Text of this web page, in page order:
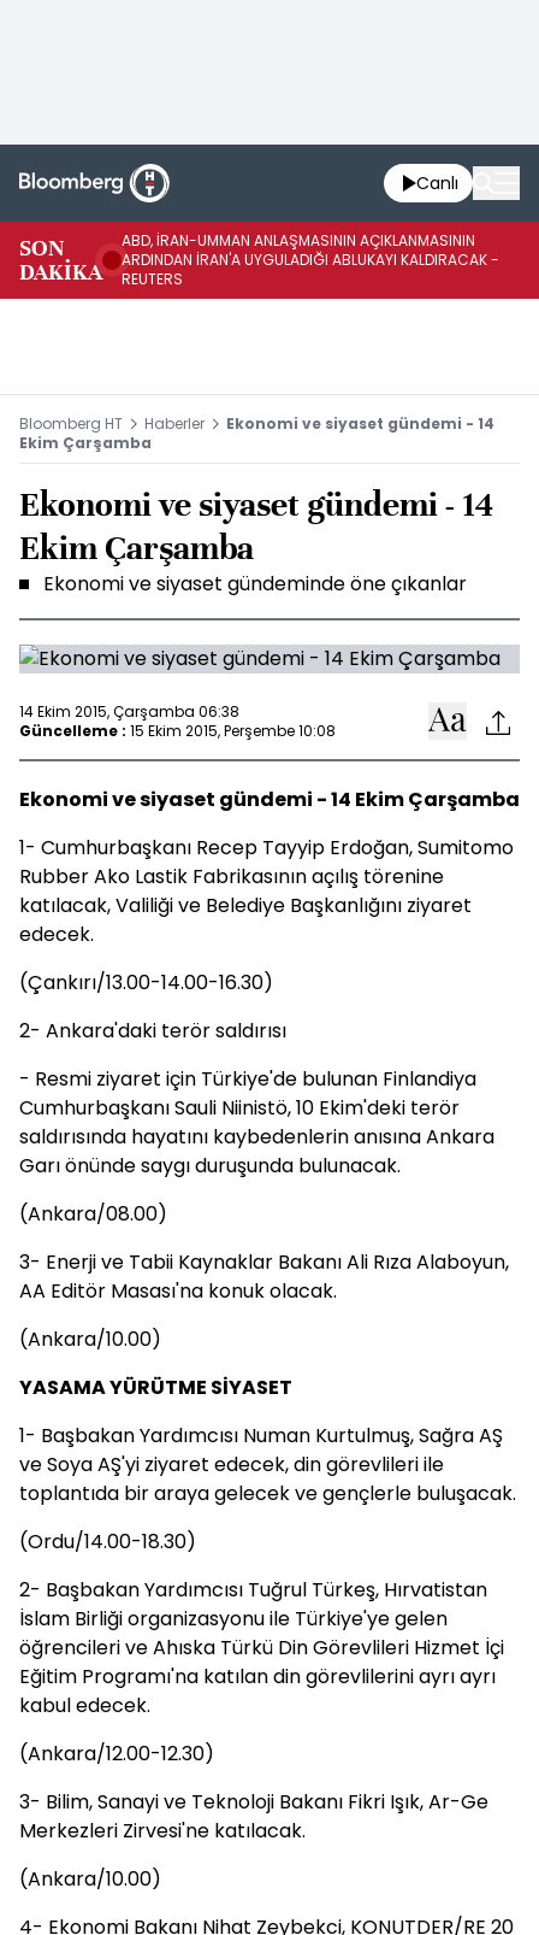
Canlı
SON
DAKİKA
ABD, İRAN-UMMAN ANLAŞMASININ AÇIKLANMASININ
ARDINDAN İRAN'A UYGULADIĞI ABLUKAYI KALDIRACAK -
REUTERS
Bloomberg HT Haberler
Ekonomi ve siyaset gündemi - 14
Ekim Çarşamba
Ekonomi ve siyaset gündemi - 14
Ekim Çarşamba
Ekonomi ve siyaset gündeminde öne çıkanlar
14 Ekim 2015, Çarşamba 06:38
Güncelleme : 15 Ekim 2015, Perşembe 10:08
Ekonomi ve siyaset gündemi - 14 Ekim Çarşamba
1- Cumhurbaşkanı Recep Tayyip Erdoğan, Sumitomo
Rubber Ako Lastik Fabrikasının açılış törenine
katılacak, Valiliği ve Belediye Başkanlığını ziyaret
edecek.
(Çankırı/13.00-14.00-16.30)
2- Ankara'daki terör saldırısı
- Resmi ziyaret için Türkiye'de bulunan Finlandiya
Cumhurbaşkanı Sauli Niinistö, 10 Ekim'deki terör
saldırısında hayatını kaybedenlerin anısına Ankara
Garı önünde saygı duruşunda bulunacak.
(Ankara/08.00)
3- Enerji ve Tabii Kaynaklar Bakanı Ali Rıza Alaboyun,
AA Editör Masası'na konuk olacak.
(Ankara/10.00)
YASAMA YÜRÜTME SİYASET
1- Başbakan Yardımcısı Numan Kurtulmuş, Sağra AŞ
ve Soya AŞ'yi ziyaret edecek, din görevlileri ile
toplantıda bir araya gelecek ve gençlerle buluşacak.
(Ordu/14.00-18.30)
2- Başbakan Yardımcısı Tuğrul Türkeş, Hırvatistan
İslam Birliği organizasyonu ile Türkiye'ye gelen
öğrencileri ve Ahıska Türkü Din Görevlileri Hizmet İçi
Eğitim Programı'na katılan din görevlilerini ayrı ayrı
kabul edecek.
(Ankara/12.00-12.30)
3- Bilim, Sanayi ve Teknoloji Bakanı Fikri Işık, Ar-Ge
Merkezleri Zirvesi'ne katılacak.
(Ankara/10.00)
4- Ekonomi Bakanı Nihat Zeybekci, KONUTDER/RE 20